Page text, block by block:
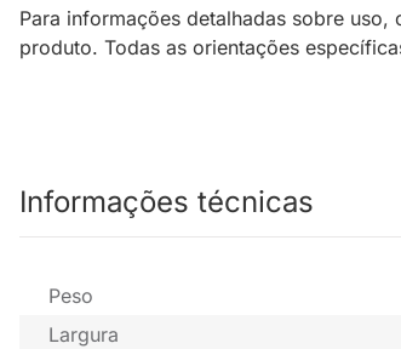
Para informações detalhadas sobre
produto. Todas as orientações
Informações técnicas
Peso
Largura